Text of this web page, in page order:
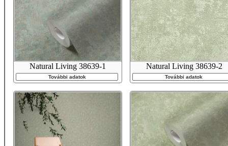
Natural Living 38639-1
További adatok
Natural Living 38639-2
További adatok